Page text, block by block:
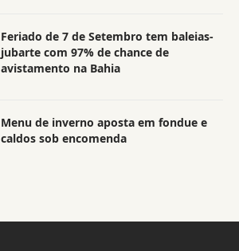
Feriado de 7 de Setembro tem baleias-
jubarte com 97% de chance de
avistamento na Bahia
Menu de inverno aposta em fondue e
caldos sob encomenda